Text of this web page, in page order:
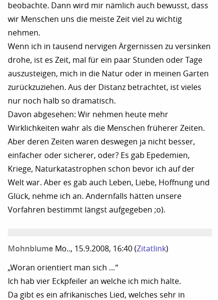
beobachte. Dann wird mir nämlich auch bewusst, dass
wir Menschen uns die meiste Zeit viel zu wichtig
nehmen.
Wenn ich in tausend nervigen Ärgernissen zu versinken
drohe, ist es Zeit, mal für ein paar Stunden oder Tage
auszusteigen, mich in die Natur oder in meinen Garten
zurückzuziehen. Aus der Distanz betrachtet, ist vieles
nur noch halb so dramatisch.
Davon abgesehen: Wir nehmen heute mehr
Wirklichkeiten wahr als die Menschen früherer Zeiten.
Aber deren Zeiten waren deswegen ja nicht besser,
einfacher oder sicherer, oder? Es gab Epedemien,
Kriege, Naturkatastrophen schon bevor ich auf der
Welt war. Aber es gab auch Leben, Liebe, Hoffnung und
Glück, nehme ich an. Andernfalls hätten unsere
Vorfahren bestimmt längst aufgegeben ;o).
Mohnblume Mo.., 15.9.2008, 16:40 (Zitatlink)
„Woran orientiert man sich …“
Ich hab vier Eckpfeiler an welche ich mich halte.
Da gibt es ein afrikanisches Lied, welches sehr in